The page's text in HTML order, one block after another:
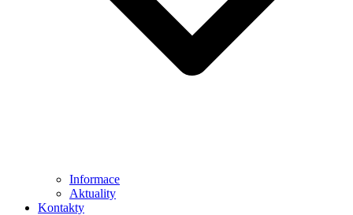
Informace
Aktuality
Kontakty